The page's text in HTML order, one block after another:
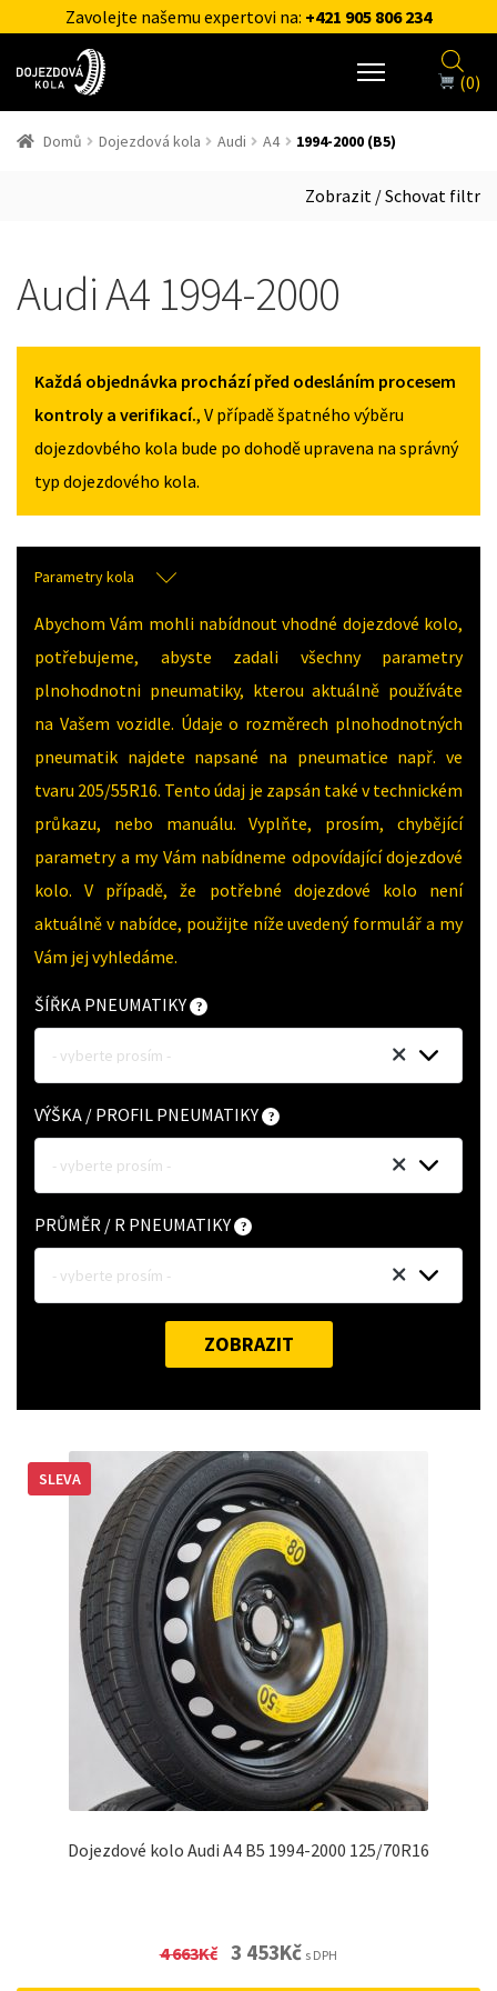
Zavolejte našemu expertovi na: +421 905 806 234
(0)
Domů Dojezdová kola Audi A4 1994-2000 (B5)
Zobrazit / Schovat filtr
Audi A4 1994-2000
Každá objednávka prochází před odesláním procesem
kontroly a verifikací., V případě špatného výběru
dojezdovbého kola bude po dohodě upravena na správný
typ dojezdového kola.
Parametry kola
Abychom Vám mohli nabídnout vhodné dojezdové kolo,
potřebujeme, abyste zadali všechny parametry
plnohodnotni pneumatiky, kterou aktuálně používáte
na Vašem vozidle. Údaje o rozměrech plnohodnotných
pneumatik najdete napsané na pneumatice např. ve
tvaru 205/55R16. Tento údaj je zapsán také v technickém
průkazu, nebo manuálu. Vyplňte, prosím, chybějící
parametry a my Vám nabídneme odpovídající dojezdové
kolo. V případě, že potřebné dojezdové kolo není
aktuálně v nabídce, použijte níže uvedený formulář a my
Vám jej vyhledáme.
ŠÍŘKA PNEUMATIKY
- vyberte prosím -
VÝŠKA / PROFIL PNEUMATIKY
- vyberte prosím -
PRŮMĚR / R PNEUMATIKY
- vyberte prosím -
ZOBRAZIT
Dojezdové kolo Audi A4 B5 1994-2000 125/70R16
SLEVA
4 663Kč Original
3 453KčCurrent
s DPH